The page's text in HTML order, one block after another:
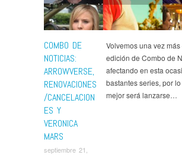
COMBO DE
NOTICIAS:
ARROWVERSE,
RENOVACIONES
/CANCELACION
ES Y
VERONICA
MARS
septiembre 21,
Flash,Veronica Mars
Volvemos una vez
edición de Combo de
afectando en esta
bastantes series, por
mejor será lanzarse…